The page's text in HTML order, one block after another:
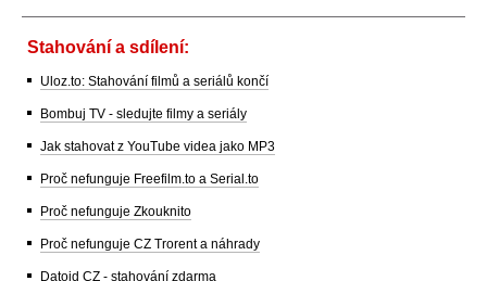
Stahování a sdílení:
Uloz.to: Stahování filmů a seriálů končí
Bombuj TV - sledujte filmy a seriály
Jak stahovat z YouTube videa jako MP3
Proč nefunguje Freefilm.to a Serial.to
Proč nefunguje Zkouknito
Proč nefunguje CZ Trorent a náhrady
Datoid CZ - stahování zdarma